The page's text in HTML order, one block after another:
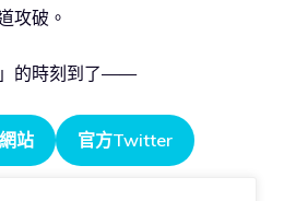
攻破。
的時刻到了——
站 官方Twitter